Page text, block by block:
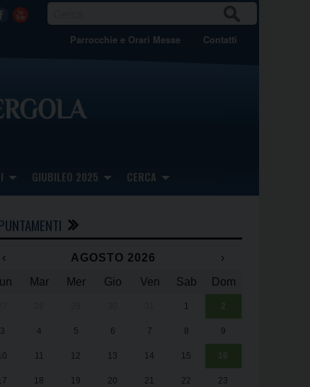
Facebook
Youtube CA
Parrocchie e Orari Messe Contatti
GIUBILEO 2025 CERCA
‹ AGOSTO 2026
›
Mar Mer Gio Ven Sab Dom
1 2
3 4 5 6 7 8 9
11 12 13 14 15 16
18 19 20 21 22 23